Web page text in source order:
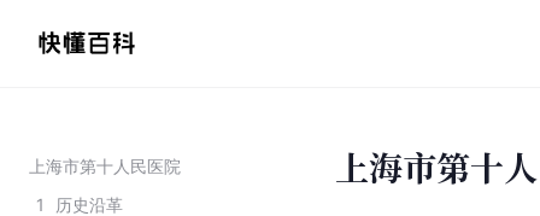
上海市第十人民医院
1
历史沿革
上海市第十